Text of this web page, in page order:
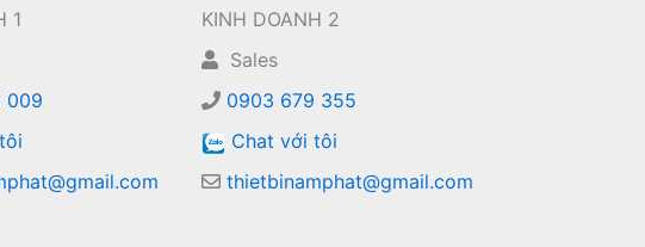
1
009
KINH DOANH 2
Sales
0903 679 355
Chat với tôi
thietbinamphat@gmail.com